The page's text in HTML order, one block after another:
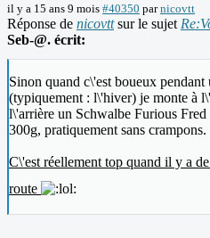
il y a 15 ans 9 mois #40350 parnicovtt
Réponse de nicovttsur le sujet
Seb-@. écrit:
Sinon quand c\'est boueux
(typiquement : l\'hiver) je monte à
l\'arrière un Schwalbe Furious
300g, pratiquement sans crampons.
C\'est réellement top quand il y a
route